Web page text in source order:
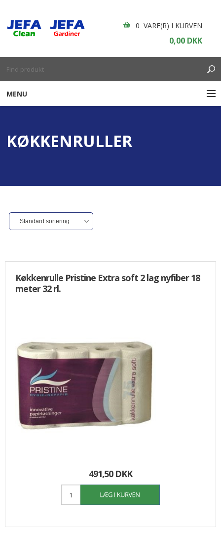
0 VARE(R) I KURVEN
0,00 DKK
MENU
ENGANGSARTIKLER
BORDDÆKNING
ALLE VARER I DENNE KATEGORI ER TIL 1/2 PRIS
TILBUD
FORSIDE
VILKÅR
BESTIL
KURV
KØKKENRULLER
Køkkenrulle Pristine Extra soft 2 lag nyfiber 18
meter 32 rl.
491,50 DKK